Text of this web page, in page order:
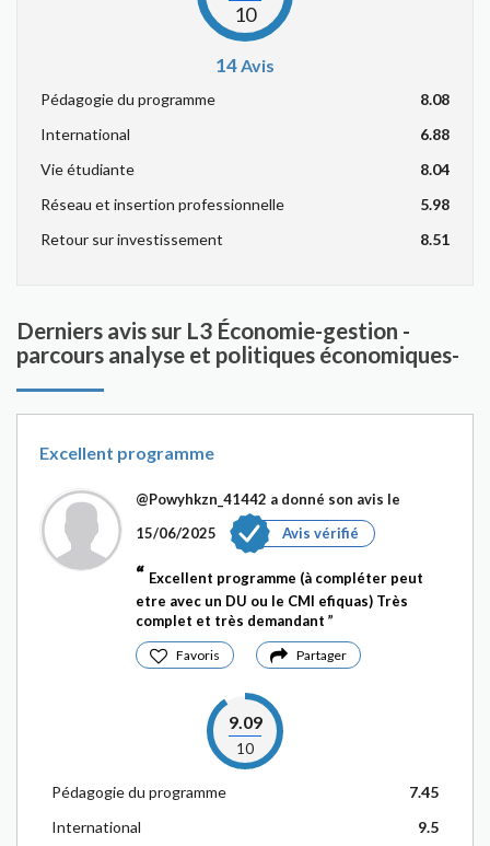
10
14Avis
Pédagogie du programme
8.08
International
6.88
Vie étudiante
8.04
Réseau et insertion professionnelle
5.98
Retour sur investissement
8.51
Derniers avis sur L3 Économie-gestion -
parcours analyse et politiques économiques-
Excellent programme
@Powyhkzn_41442 a donné son avis le
15/06/2025
Avis vérifié
Excellent programme (à compléter peut
etre avec un DU ou le CMI efiquas) Très
complet et très demandant
Favoris Partager
9.09
10
Pédagogie du programme
7.45
International
9.5